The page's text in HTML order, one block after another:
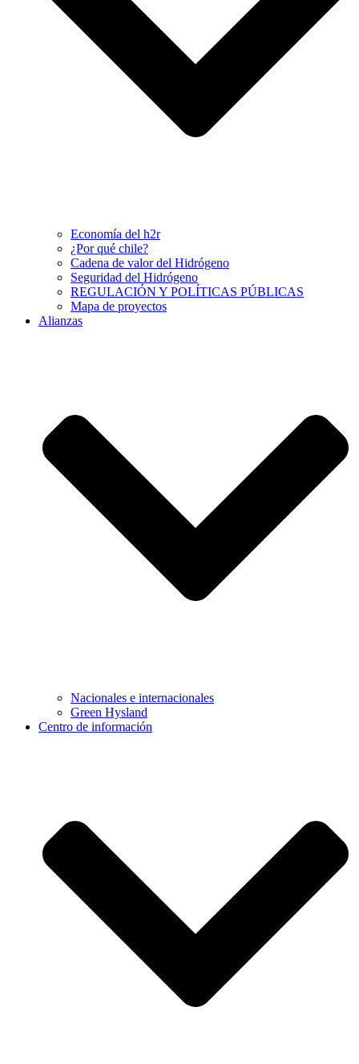
Economía del h2r
¿Por qué chile?
Cadena de valor del Hidrógeno
Seguridad del Hidrógeno
REGULACIÓN Y POLÍTICAS PÚBLICAS
Mapa de proyectos
Alianzas
Nacionales e internacionales
Green Hysland
Centro de información